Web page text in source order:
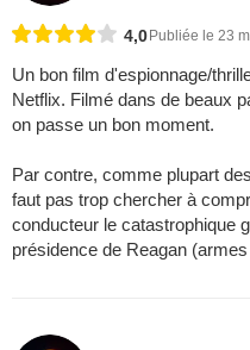
4,0 Publiée le 23
Un bon film d'espionnage/
Netflix. Filmé dans de beaux
on passe un bon moment.
Par contre, comme plupart
faut pas trop chercher à
conducteur le catastrophique
présidence de Reagan